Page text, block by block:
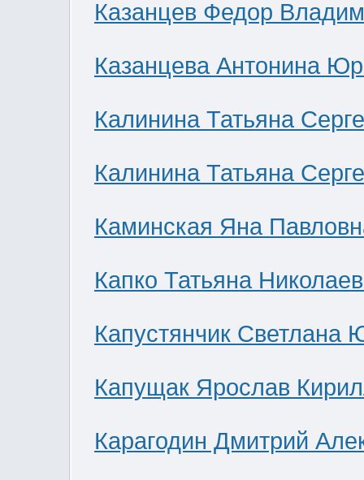
Казанцев Федор
Казанцева Антонина
Калинина Татьяна
Калинина Татьяна
Каминская Яна
Капко Татьяна
Капустянчик Светлана
Капущак Ярослав
Карагодин Дмитрий